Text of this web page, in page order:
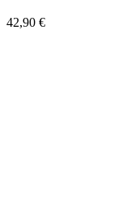
42,90 €